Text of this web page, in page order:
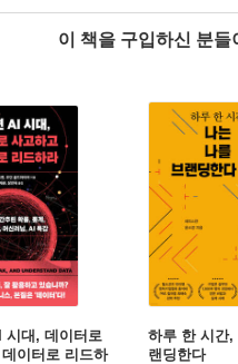
이 책을 구입하신 분
시대, 데이터로
이터로 리드하
하루 한 시간,
랜딩한다